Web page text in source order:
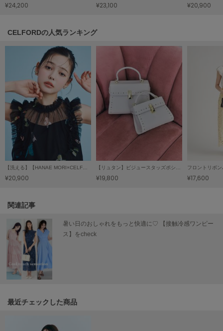
LILY BROWN
リリーブラウン
LILY BROWN Lingerie
リリーブラウンランジェリー
LITTLE UNION TOKYO
リトルユニオン トウキョウ
made of Organics
メイドオブオーガニクス
MICHU COQUETTE
MIESROHE
miies miim
ミーエスミーム
Mila Owen
ミラオーウェン
モワージュ
¥24,200 ¥23,100 ¥20,900
CELFORDの人気ランキング
【洗える】【HANAE MORI×CELFORDコラボ】バタフライレイヤードプリントブラウス
¥20,900
【リュタン】ビジュースタッズポシェット（Ｍ）
¥19,800
フロントリボ
¥17,600
関連記事
暑い日のおしゃれをもっと快適に♡ 【接触冷感ワンピー
ス】をcheck
最近チェックした商品